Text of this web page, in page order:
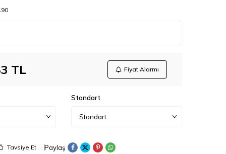
TL Fiyat Alarmı
Standart
Tavsiye Et Paylaş